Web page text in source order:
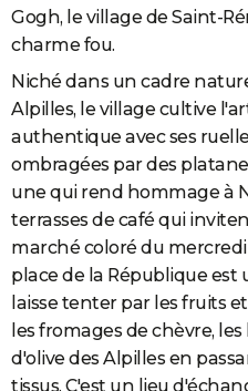
Gogh, le village de Saint-
charme fou.
Niché dans un cadre
Alpilles, le village cultive
authentique avec ses
ombragées par des
une qui rend hommage à
terrasses de café qui
marché coloré du
place de la République est
laisse tenter par les fruits
les fromages de chèvre,
d'olive des Alpilles en
tissus. C'est un lieu